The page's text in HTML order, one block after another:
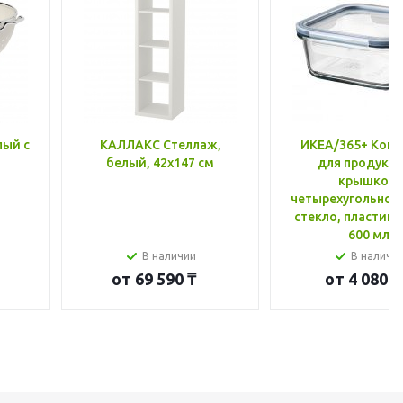
с
КАЛЛАКС Стеллаж,
белый, 42x147 см
В наличии
от 69 590 ₸
ИКЕА/365+
для
крышкой,
стекло, пластик
600 мл
В
от 4 080 ₸